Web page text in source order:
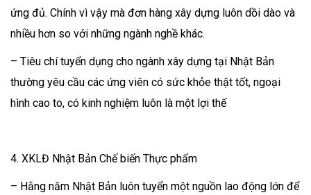
ứng đủ. Chính vì vậy mà đơn hàng xây dựng luôn dồi dào và
nhiều hơn so với những ngành nghề khác.
– Tiêu chí tuyển dụng cho ngành xây dựng tại Nhật Bản
thường yêu cầu các ứng viên có sức khỏe thật tốt, ngoại
hình cao to, có kinh nghiệm luôn là một lợi thế
4. XKLĐ Nhật Bản Chế biến Thực phẩm
– Hằng năm Nhật Bản luôn tuyển một nguồn lao động lớn để